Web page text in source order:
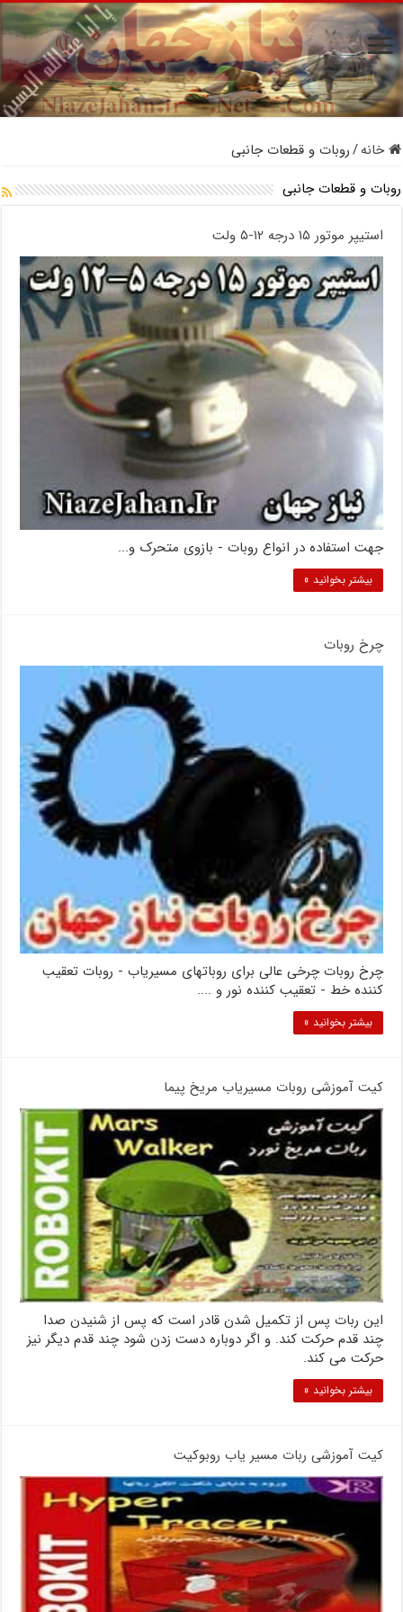
خانه/روبات و قطعات جانبی
روبات و قطعات جانبی
استیپر موتور ۱۵ درجه ۱۲-۵ ولت
جهت استفاده در انواع روبات - بازوی متحرک و...
بیشتر بخوانید »
چرخ روبات
چرخ روبات چرخی عالی برای روباتهای مسیریاب - روبات تعقیب
کننده خط - تعقیب کننده نور و ....
بیشتر بخوانید »
کیت آموزشی روبات مسیریاب مریخ پیما
این ربات پس از تکمیل شدن قادر است که پس از شنیدن صدا
چند قدم حرکت کند. و اگر دوباره دست زدن شود چند قدم دیگر نیز
حرکت می کند.
بیشتر بخوانید »
کیت آموزشی ربات مسیر یاب روبوکیت